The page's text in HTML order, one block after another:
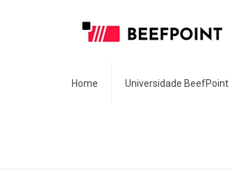
Home Universidade BeefPoint